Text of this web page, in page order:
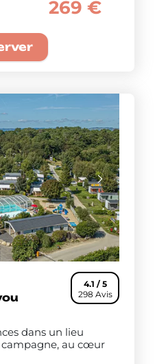
269 €
4.1 / 5
298 Avis
dans un lieu
au cœur